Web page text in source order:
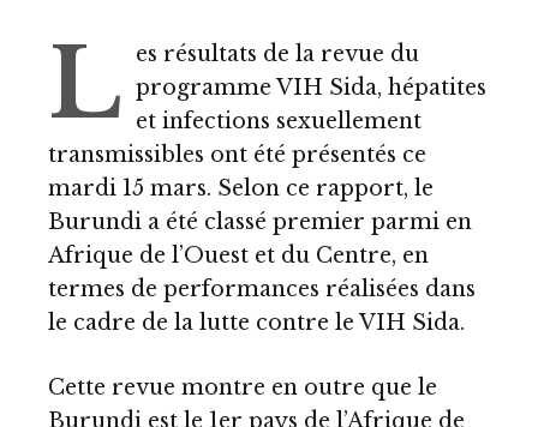
L
es résultats de la revue du
programme VIH Sida, hépatites
et infections sexuellement
transmissibles ont été présentés ce
mardi 15 mars. Selon ce rapport, le
Burundi a été classé premier parmi en
Afrique de l’Ouest et du Centre, en
termes de performances réalisées dans
le cadre de la lutte contre le VIH Sida.
Cette revue montre en outre que le
Burundi est le 1er pays de l’Afrique de